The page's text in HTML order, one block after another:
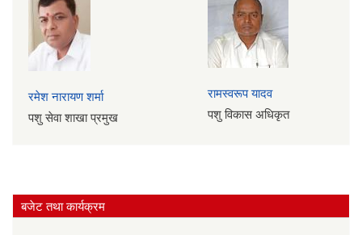
रमेश नारायण शर्मा
पशु सेवा शाखा प्रमुख
रामस्वरूप यादव
पशु विकास अधिकृत
बजेट तथा कार्यक्रम